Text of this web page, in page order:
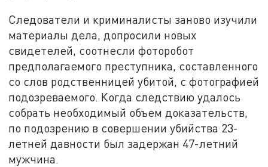
Следователи и криминалисты заново изучили
материалы дела, допросили новых
свидетелей, соотнесли фоторобот
предполагаемого преступника, составленного
со слов родственницей убитой, с фотографией
подозреваемого. Когда следствию удалось
собрать необходимый объем доказательств,
по подозрению в совершении убийства 23-
летней давности был задержан 47-летний
мужчина.